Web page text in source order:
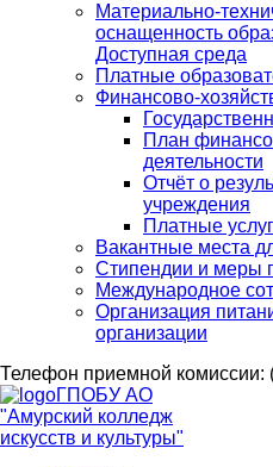
Материально-
оснащенность
Доступная среда
Платные
Финансово-
План
деятельности
Отчёт о
учреждения
Платные
Вакантные места
Стипендии и меры
Международное
Организация
организации
Телефон приемной комиссии:
ГПОБУ АО
"Амурский колледж
искусств и культуры"